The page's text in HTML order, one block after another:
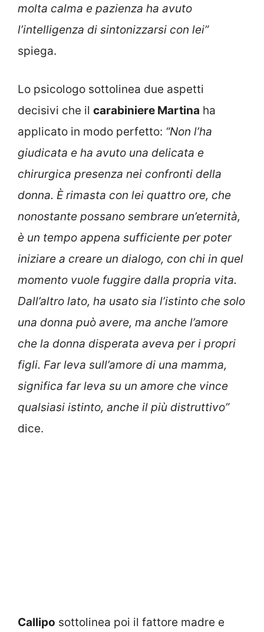
molta calma e pazienza ha avuto
l’intelligenza di sintonizzarsi con lei”
spiega.
Lo psicologo sottolinea due aspetti
decisivi che il carabiniere Martina ha
applicato in modo perfetto: “Non l’ha
giudicata e ha avuto una delicata e
chirurgica presenza nei confronti della
donna. È rimasta con lei quattro ore, che
nonostante possano sembrare un’eternità,
è un tempo appena sufficiente per poter
iniziare a creare un dialogo, con chi in quel
momento vuole fuggire dalla propria vita.
Dall’altro lato, ha usato sia l’istinto che solo
una donna può avere, ma anche l’amore
che la donna disperata aveva per i propri
figli. Far leva sull’amore di una mamma,
significa far leva su un amore che vince
qualsiasi istinto, anche il più distruttivo”
dice.
Callipo sottolinea poi il fattore madre e